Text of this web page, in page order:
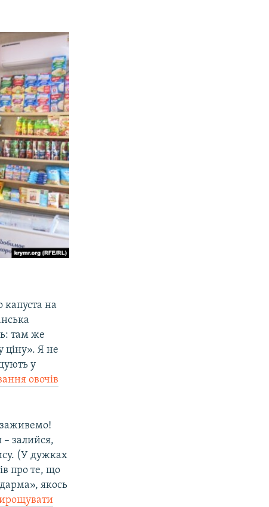
капуста на
там же
ціну». Я не
у
овочів
залийся,
(У дужках
про те, що
якось